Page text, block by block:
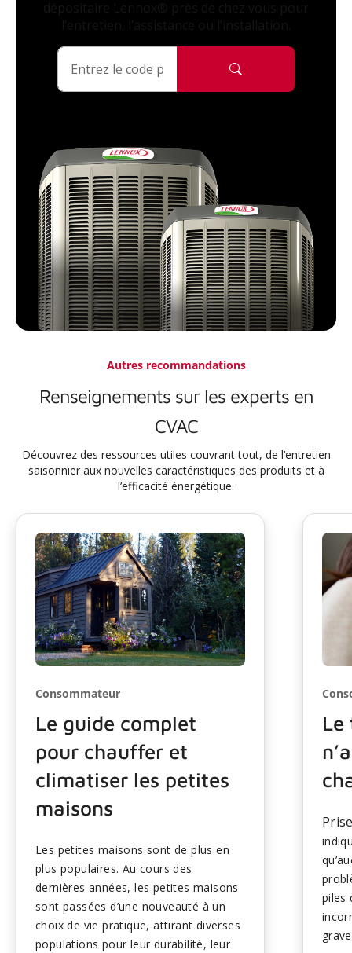
Autres recommandations
Renseignements sur les experts en
CVAC
Découvrez des ressources utiles couvrant tout, de l’entretien
saisonnier aux nouvelles caractéristiques des produits et à
l’efficacité énergétique.
Consommateur
Le guide complet
pour chauffer et
climatiser les petites
maisons
Les petites maisons sont de plus en
plus populaires. Au cours des
dernières années, les petites maisons
sont passées d’une nouveauté à un
choix de vie pratique, attirant diverses
populations pour leur durabilité, leur
piles